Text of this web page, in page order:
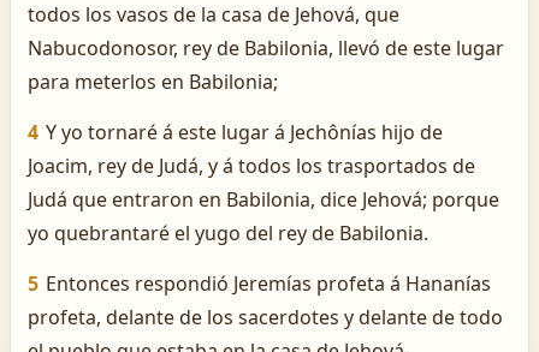
todos los vasos de la casa de Jehová, que
Nabucodonosor, rey de Babilonia, llevó de este lugar
para meterlos en Babilonia;
4 Y yo tornaré á este lugar á Jechônías hijo de
Joacim, rey de Judá, y á todos los trasportados de
Judá que entraron en Babilonia, dice Jehová; porque
yo quebrantaré el yugo del rey de Babilonia.
5 Entonces respondió Jeremías profeta á Hananías
profeta, delante de los sacerdotes y delante de todo